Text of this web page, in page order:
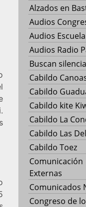
Alzados en
Audios
Audios Escuela
Audios Radio
Buscan
Cabildo
Cabildo
Cabildo kite
Cabildo La
Cabildo Las
Cabildo Toez
Externas
Comunicados
Congreso de